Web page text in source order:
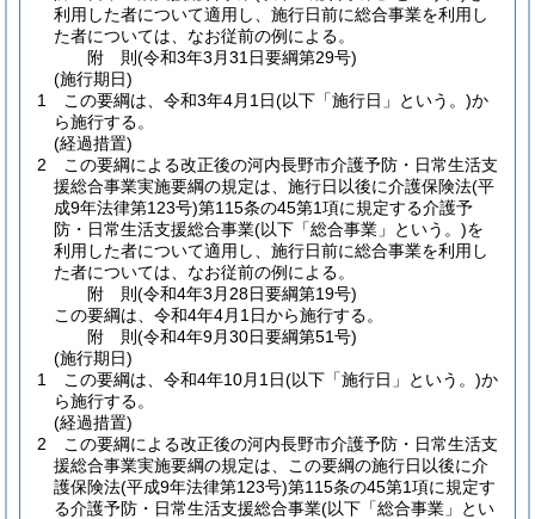
利用した者について適用し、施行日前に総合事業を利用し
た者については、なお従前の例による。
附 則(令和3年3月31日要綱第29号)
(施行期日)
1
この要綱は、令和3年4月1日(以下「施行日」という。)か
ら施行する。
(経過措置)
2
この要綱による改正後の河内長野市介護予防・日常生活支
援総合事業実施要綱の規定は、施行日以後に介護保険法(平
成9年法律第123号)第115条の45第1項に規定する介護予
防・日常生活支援総合事業(以下「総合事業」という。)を
利用した者について適用し、施行日前に総合事業を利用し
た者については、なお従前の例による。
附 則(令和4年3月28日要綱第19号)
この要綱は、令和4年4月1日から施行する。
附 則(令和4年9月30日要綱第51号)
(施行期日)
1
この要綱は、令和4年10月1日(以下「施行日」という。)か
ら施行する。
(経過措置)
2
この要綱による改正後の河内長野市介護予防・日常生活支
援総合事業実施要綱の規定は、この要綱の施行日以後に介
護保険法(平成9年法律第123号)第115条の45第1項に規定す
る介護予防・日常生活支援総合事業(以下「総合事業」とい